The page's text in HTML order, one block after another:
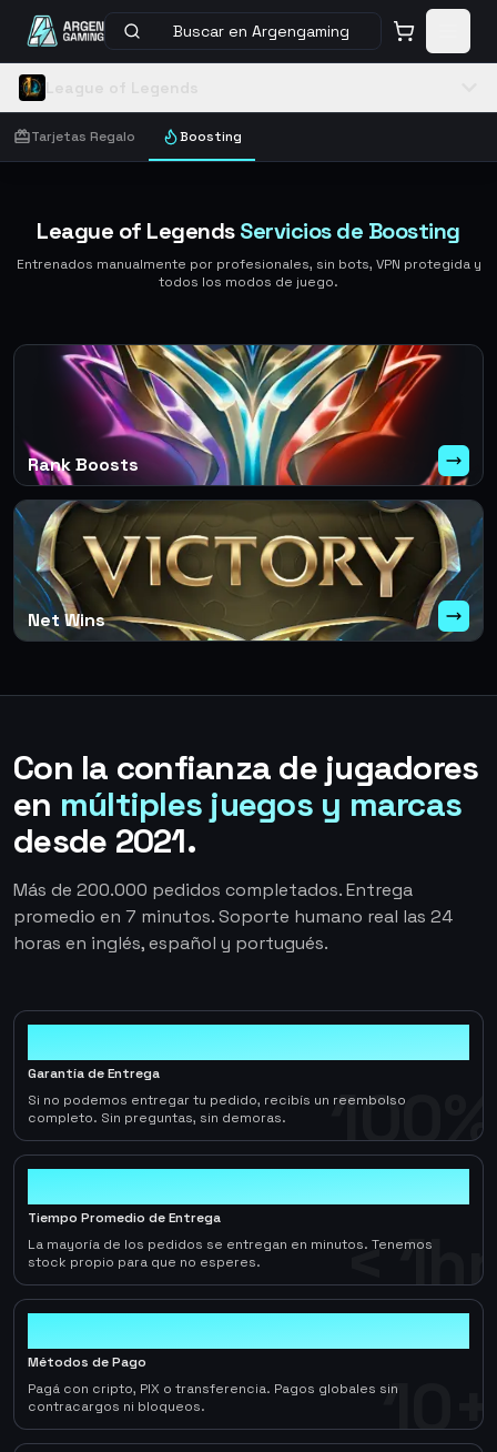
Buscar en Argengaming
Tarjetas Regalo Boosting
League of Legends Servicios de Boosting
Entrenados manualmente por profesionales, sin bots, VPN protegida y
todos los modos de juego.
Rank Boosts
Net Wins
Con la confianza de jugadores
en múltiples juegos y marcas
desde 2021.
Más de 200.000 pedidos completados. Entrega
promedio en 7 minutos. Soporte humano real las 24
horas en inglés, español y portugués.
100%
Garantía de Entrega
Si no podemos entregar tu pedido, recibís un reembolso
completo. Sin preguntas, sin demoras.
< 1hr
Tiempo Promedio de Entrega
La mayoría de los pedidos se entregan en minutos. Tenemos
stock propio para que no esperes.
10+
Métodos de Pago
Pagá con cripto, PIX o transferencia. Pagos globales sin
contracargos ni bloqueos.